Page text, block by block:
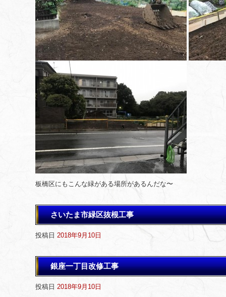
板橋区にもこんな緑がある場所があるんだな〜
さいたま市緑区抜根工事
投稿日 2018年9月10日
銀座一丁目改修工事
投稿日 2018年9月10日